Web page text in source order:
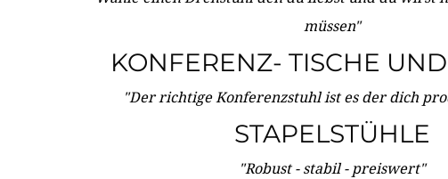
müssen"
KONFERENZ- TISCHE
"Der richtige Konferenzstuhl ist es der dich
STAPELSTÜHLE
"Robust - stabil - preiswert"